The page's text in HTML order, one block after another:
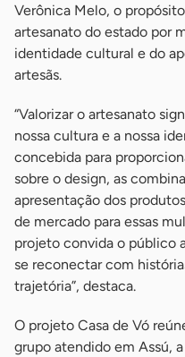
Verônica Melo, o
artesanato do estado por
identidade cultural e do
artesãs.
“Valorizar o artesanato
nossa cultura e a nossa
concebida para
sobre o design, as
apresentação dos
de mercado para essas
projeto convida o público
se reconectar com
trajetória”, destaca.
O projeto Casa de Vó
grupo atendido em Assú,